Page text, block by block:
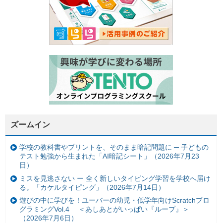
ズームイン
学校の教科書やプリントを、そのまま暗記問題に ─ 子どもの
テスト勉強から生まれた「AI暗記シート」（2026年7月23
日）
ミスを見逃さない ー 全く新しいタイピング学習を学校へ届け
る。「カケルタイピング」（2026年7月14日）
遊びの中に学びを！ユーバーの幼児・低学年向けScratchプロ
グラミングVol.4 ＜あしあとがいっぱい『ループ』＞
（2026年7月6日）